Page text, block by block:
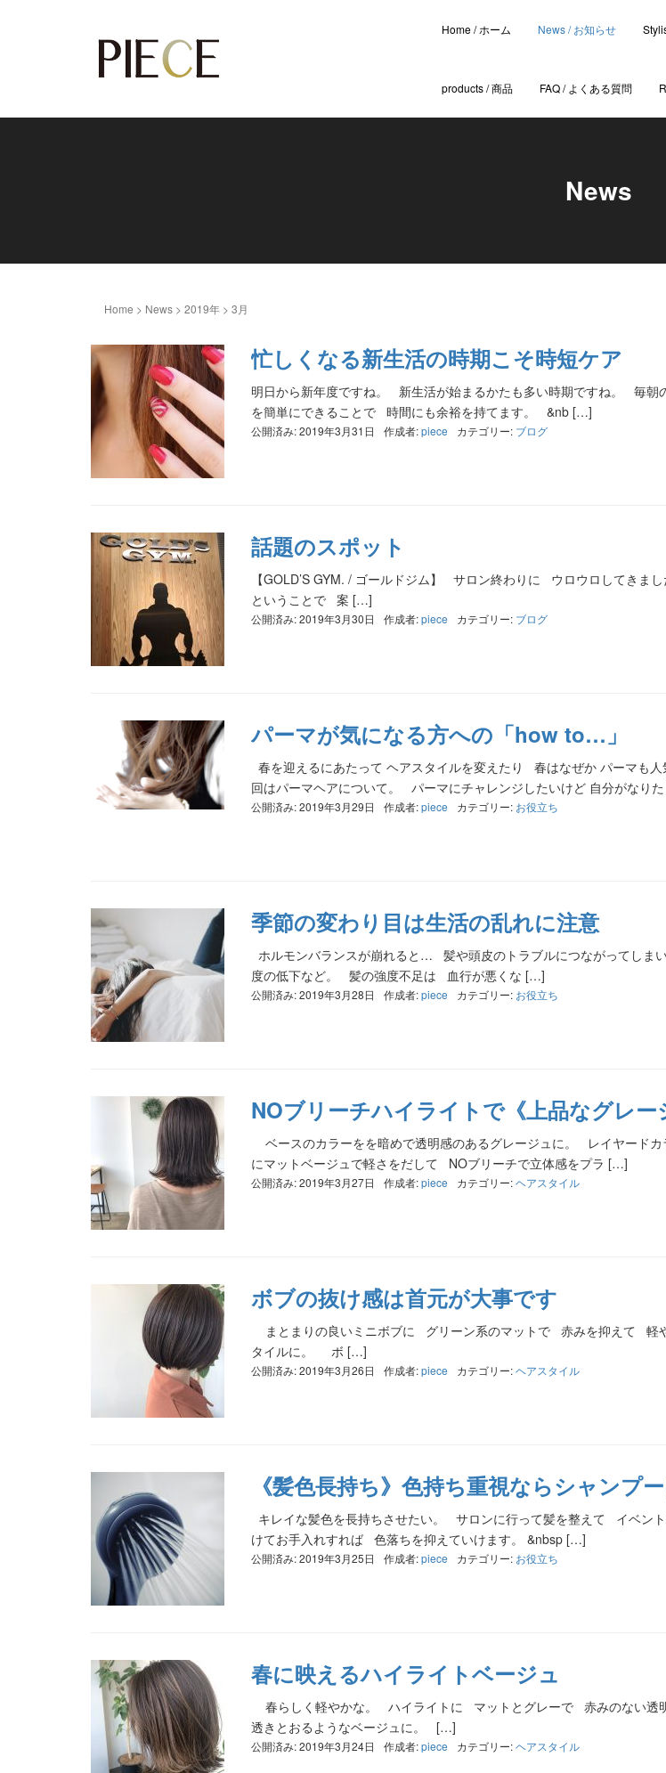
Home / ホーム News / お知らせ
products / 商品 FAQ / よくある質問
News
Home > News > 2019年 > 3月
忙しくなる新生活の時期こそ時短ケア
明日から新年度ですね。 新生活が始まるかたも多い時期ですね。 毎
を簡単にできることで 時間にも余裕を持てます。 &nb […]
公開済み: 2019年3月31日 作成者:piece カテゴリー: ブログ
話題のスポット
【GOLD’S GYM. / ゴールドジム】 サロン終わりに ウロウロしてき
ということで 案 […]
公開済み: 2019年3月30日 作成者:piece カテゴリー: ブログ
パーマが気になる方への「how to…」
春を迎えるにあたって ヘアスタイルを変えたり 春はなぜか パーマも
回はパーマヘアについて。 パーマにチャレンジしたいけど 自分がなり
公開済み: 2019年3月29日 作成者:piece カテゴリー: お役立ち
季節の変わり目は生活の乱れに注意
ホルモンバランスが崩れると… 髪や頭皮のトラブルにつながってしま
度の低下など。 髪の強度不足は 血行が悪くな […]
公開済み: 2019年3月28日 作成者:piece カテゴリー: お役立ち
NOブリーチハイライトで《上品なグレー
ベースのカラーをを暗めで透明感のあるグレージュに。 レイヤード
にマットベージュで軽さをだして NOブリーチで立体感をプラ […]
公開済み: 2019年3月27日 作成者:piece カテゴリー:ヘアスタイル
ボブの抜け感は首元が大事です
まとまりの良いミニボブに グリーン系のマットで 赤みを抑えて 軽
タイルに。 ボ […]
公開済み: 2019年3月26日 作成者:piece カテゴリー:ヘアスタイル
《髪色長持ち》色持ち重視ならシャンプ
キレイな髪色を長持ちさせたい。 サロンに行って髪を整えて イベン
けてお手入れすれば 色落ちを抑えていけます。 &nbsp […]
公開済み: 2019年3月25日 作成者:piece カテゴリー: お役立ち
春に映えるハイライトベージュ
春らしく軽やかな。 ハイライトに マットとグレーで 赤みのない透
透きとおるようなベージュに。 […]
公開済み: 2019年3月24日 作成者:piece カテゴリー:ヘアスタイル